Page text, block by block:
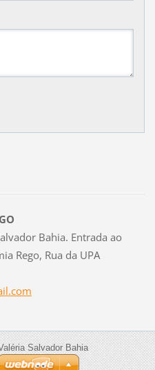
Bahia. Entrada ao
Rego, Rua da UPA
Salvador Bahia